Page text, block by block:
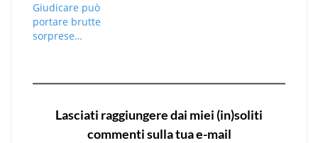
Giudicare può
portare brutte
sorprese…
Lasciati raggiungere dai miei (in)soliti
commenti sulla tua e-mail